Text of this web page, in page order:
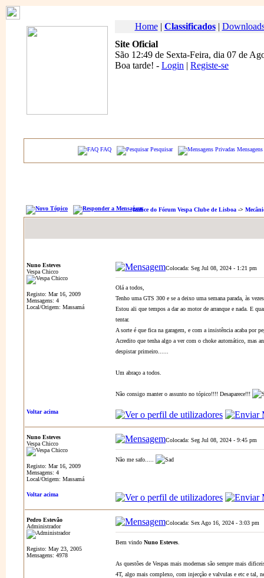
Home| Classificados|
Site Oficial
São 12:49 de Sexta-Feira, dia 07 de
Boa tarde! - Login | Registe-se
FAQ Pesquisar
Índice do Fórum Vespa Clube de Lisboa ->
Nuno Esteves
Vespa Chicco
Registo: Mar 16, 2009
Mensagens: 4
Local/Origem: Massamá
Colocada: Seg Jul 08, 2024 - 1:21 pm
Olá a todos,
Tenho uma GTS 300 e se a deixo uma semana parada, às
Estou ali que tempos a dar ao motor de arranque e nada. E
tentar.
A sorte é que fica na garagem, e com a insistência acaba por
Acredito que tenha algo a ver com o choke automático, mas
despistar primeiro......
Um abraço a todos.
Não consigo manter o assunto no tópico!!!! Desaparece!!!
Voltar acima
Nuno Esteves
Vespa Chicco
Registo: Mar 16, 2009
Mensagens: 4
Local/Origem: Massamá
Colocada: Seg Jul 08, 2024 - 9:45 pm
Não me safo.....
Voltar acima
Pedro Estevão
Administrador
Registo: May 23, 2005
Mensagens: 4978
Colocada: Sex Ago 16, 2024 - 3:03 pm
Bem vindo Nuno Esteves
As questões de Vespas mais modernas são sempre mais
4T, algo mais complexo, com injecção e valvulas e etc e tal,